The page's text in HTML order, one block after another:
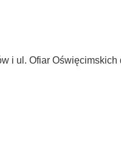
i ul. Ofiar Oświęcimskich